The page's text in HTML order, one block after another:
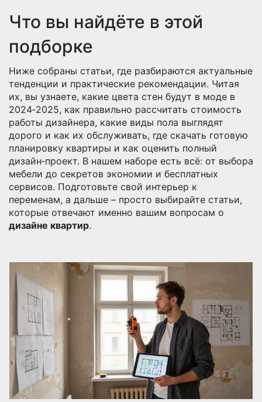
Что вы найдёте в этой
подборке
Ниже собраны статьи, где разбираются актуальные
тенденции и практические рекомендации. Читая
их, вы узнаете, какие цвета стен будут в моде в
2024‑2025, как правильно рассчитать стоимость
работы дизайнера, какие виды пола выглядят
дорого и как их обслуживать, где скачать готовую
планировку квартиры и как оценить полный
дизайн‑проект. В нашем наборе есть всё: от выбора
мебели до секретов экономии и бесплатных
сервисов. Подготовьте свой интерьер к
переменам, а дальше – просто выбирайте статьи,
которые отвечают именно вашим вопросам о
дизайне квартир.